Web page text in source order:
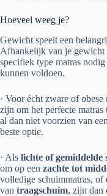
Hoeveel weeg je?
Gewicht speelt een
Afhankelijk van je gewicht
specifiek type matras
kunnen voldoen.
· Voor écht zware of
zijn om het perfecte
al dan niet voorzien van
beste optie.
· Als lichte of gemiddelde
om op een zachte tot
volledige schuimmatras, of
van traagschuim, zijn dan